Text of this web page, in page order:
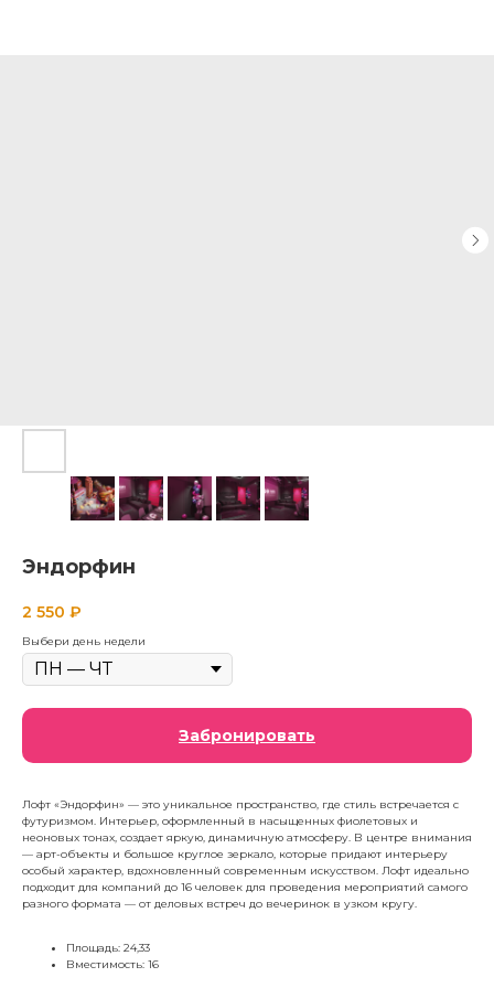
Эндорфин
2 550 ₽
Выбери день недели
Забронировать
Лофт «Эндорфин» — это уникальное пространство, где стиль встречается с
футуризмом. Интерьер, оформленный в насыщенных фиолетовых и
неоновых тонах, создает яркую, динамичную атмосферу. В центре внимания
— арт-объекты и большое круглое зеркало, которые придают интерьеру
особый характер, вдохновленный современным искусством. Лофт идеально
подходит для компаний до 16 человек для проведения мероприятий самого
разного формата — от деловых встреч до вечеринок в узком кругу.
Площадь: 24,33
Вместимость: 16